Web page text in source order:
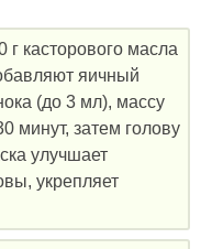
г касторового масла
яичный
(до 3 мл), массу
минут, затем голову
улучшает
укрепляет